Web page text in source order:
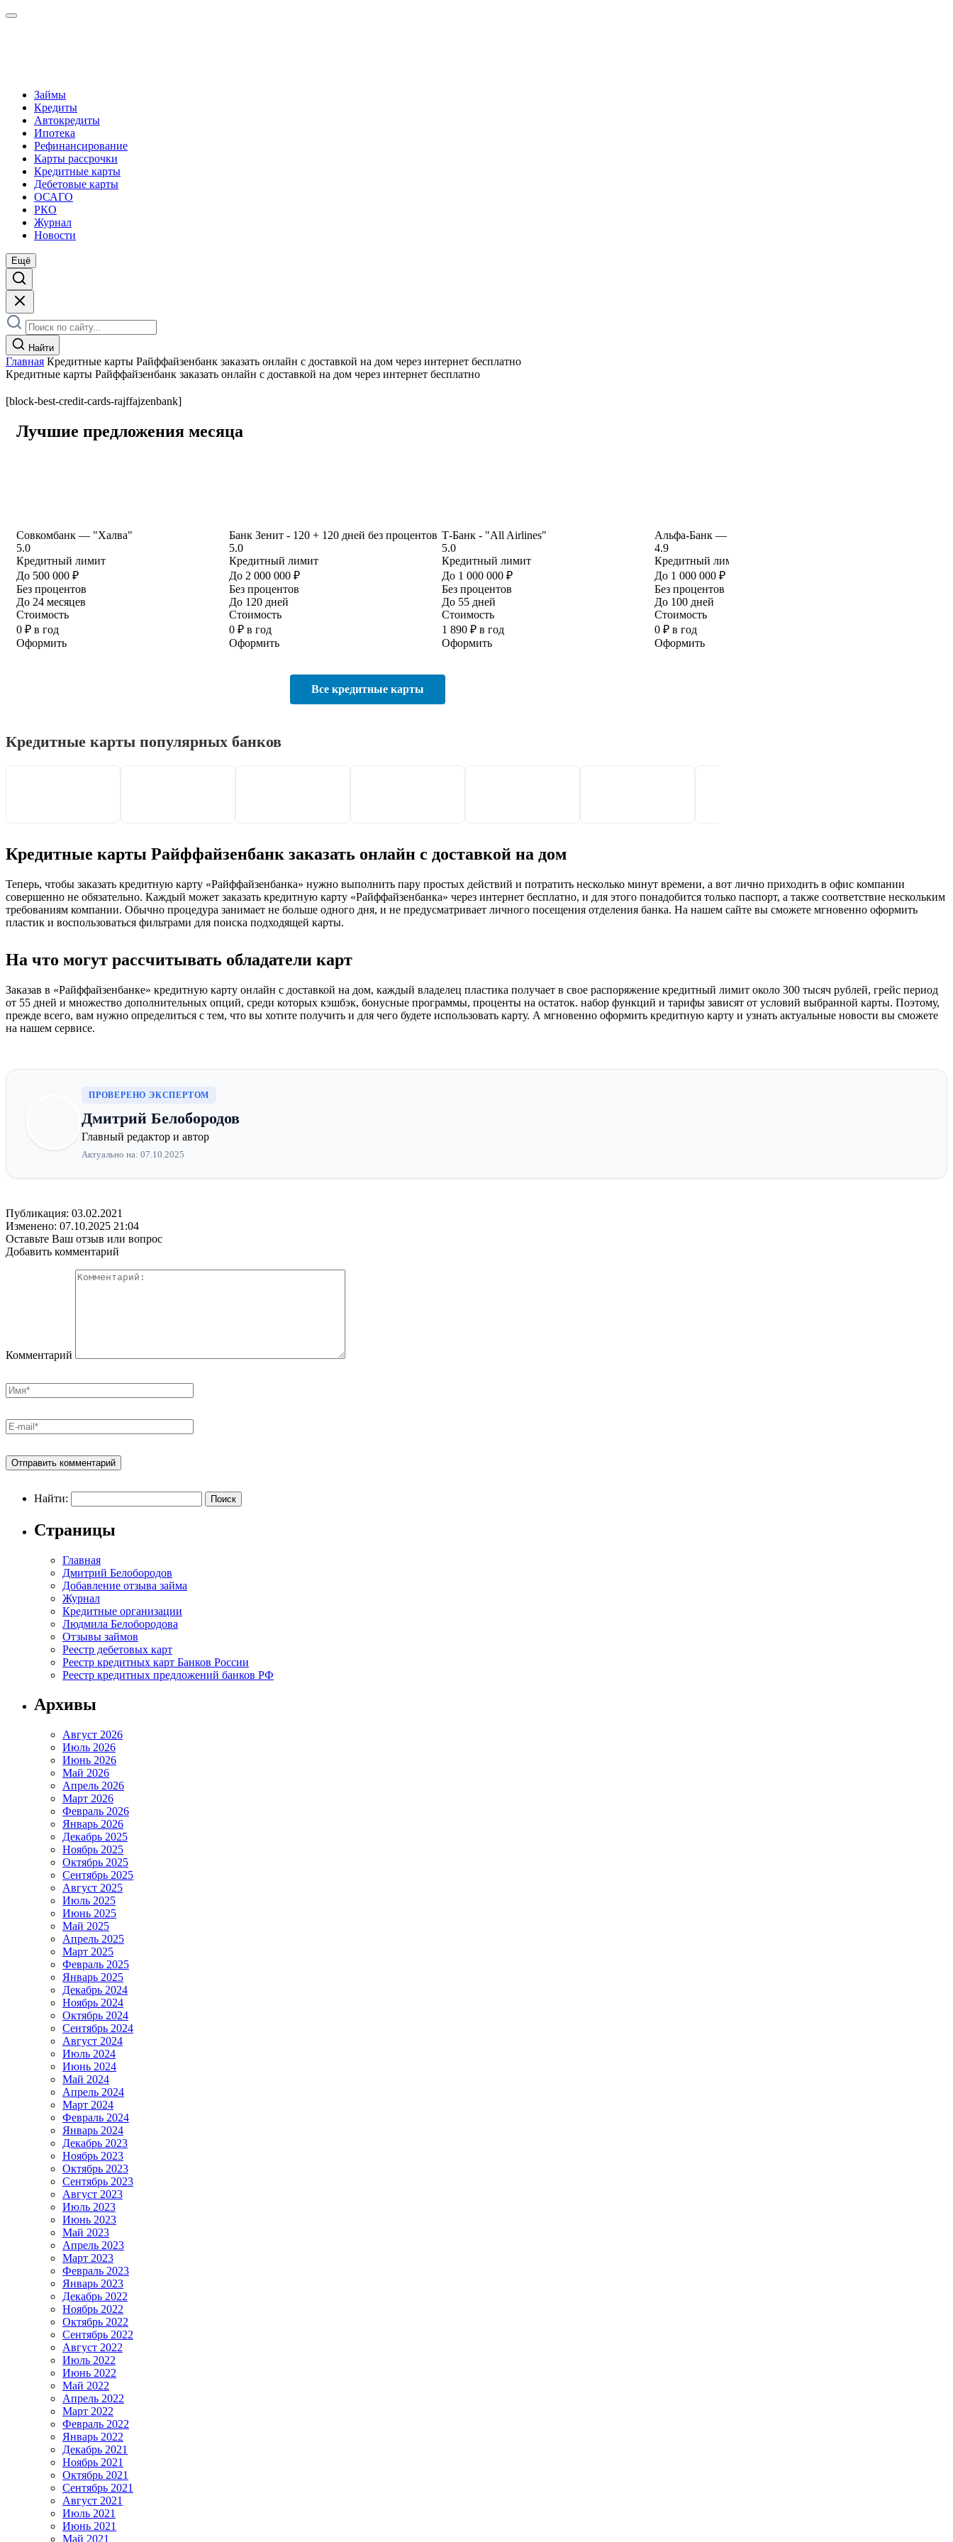
Займы
Кредиты
Автокредиты
Ипотека
Рефинансирование
Карты рассрочки
Кредитные карты
Дебетовые карты
ОСАГО
РКО
Журнал
Новости
Ещё
Найти
Главная Кредитные карты Райффайзенбанк заказать онлайн с доставкой на дом через интернет бесплатно
Кредитные карты Райффайзенбанк заказать онлайн с доставкой на дом через интернет бесплатно
[block-best-credit-cards-rajffajzenbank]
Лучшие предложения месяца
Совкомбанк — "Халва"
5.0
Кредитный лимит
До 500 000 ₽
Без процентов
До 24 месяцев
Стоимость
0 ₽ в год
Оформить
Банк Зенит - 120 + 120 дней без процентов
5.0
Кредитный лимит
До 2 000 000 ₽
Без процентов
До 120 дней
Стоимость
0 ₽ в год
Оформить
Т-Банк - "All Airlines"
5.0
Кредитный лимит
До 1 000 000 ₽
Без процентов
До 55 дней
Стоимость
1 890 ₽ в год
Оформить
Альфа-Банк — "Кредитная карта"
4.9
Кредитный лимит
До 1 000 000 ₽
Без процентов
До 100 дней
Стоимость
0 ₽ в год
Оформить
Все кредитные карты
Кредитные карты популярных банков
Кредитные карты Райффайзенбанк заказать онлайн с доставкой на дом
Теперь, чтобы заказать кредитную карту «Райффайзенбанка» нужно выполнить пару простых действий и потратить несколько минут времени, а вот лично приходить в офис компании
совершенно не обязательно. Каждый может заказать кредитную карту «Райффайзенбанка» через интернет бесплатно, и для этого понадобится только паспорт, а также соответствие нескольким
требованиям компании. Обычно процедура занимает не больше одного дня, и не предусматривает личного посещения отделения банка. На нашем сайте вы сможете мгновенно оформить
пластик и воспользоваться фильтрами для поиска подходящей карты.
На что могут рассчитывать обладатели карт
Заказав в «Райффайзенбанке» кредитную карту онлайн с доставкой на дом, каждый владелец пластика получает в свое распоряжение кредитный лимит около 300 тысяч рублей, грейс период
от 55 дней и множество дополнительных опций, среди которых кэшбэк, бонусные программы, проценты на остаток. набор функций и тарифы зависят от условий выбранной карты. Поэтому,
прежде всего, вам нужно определиться с тем, что вы хотите получить и для чего будете использовать карту. А мгновенно оформить кредитную карту и узнать актуальные новости вы сможете
на нашем сервисе.
ПРОВЕРЕНО ЭКСПЕРТОМ
Дмитрий Белобородов
Главный редактор и автор
Актуально на: 07.10.2025
Публикация: 03.02.2021
Изменено: 07.10.2025 21:04
Оставьте Ваш отзыв или вопрос
Добавить комментарий
Комментарий
Найти:
Страницы
Главная
Дмитрий Белобородов
Добавление отзыва займа
Журнал
Кредитные организации
Людмила Белобородова
Отзывы займов
Реестр дебетовых карт
Реестр кредитных карт Банков России
Реестр кредитных предложений банков РФ
Архивы
Август 2026
Июль 2026
Июнь 2026
Май 2026
Апрель 2026
Март 2026
Февраль 2026
Январь 2026
Декабрь 2025
Ноябрь 2025
Октябрь 2025
Сентябрь 2025
Август 2025
Июль 2025
Июнь 2025
Май 2025
Апрель 2025
Март 2025
Февраль 2025
Январь 2025
Декабрь 2024
Ноябрь 2024
Октябрь 2024
Сентябрь 2024
Август 2024
Июль 2024
Июнь 2024
Май 2024
Апрель 2024
Март 2024
Февраль 2024
Январь 2024
Декабрь 2023
Ноябрь 2023
Октябрь 2023
Сентябрь 2023
Август 2023
Июль 2023
Июнь 2023
Май 2023
Апрель 2023
Март 2023
Февраль 2023
Январь 2023
Декабрь 2022
Ноябрь 2022
Октябрь 2022
Сентябрь 2022
Август 2022
Июль 2022
Июнь 2022
Май 2022
Апрель 2022
Март 2022
Февраль 2022
Январь 2022
Декабрь 2021
Ноябрь 2021
Октябрь 2021
Сентябрь 2021
Август 2021
Июль 2021
Июнь 2021
Май 2021